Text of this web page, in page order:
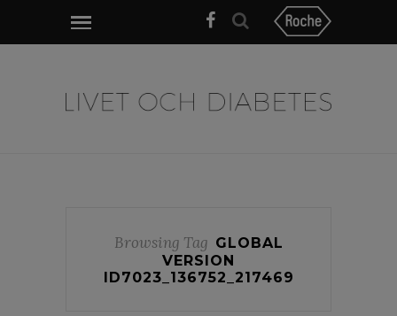
Browsing Tag GLOBAL
VERSION
ID7023_136752_217469